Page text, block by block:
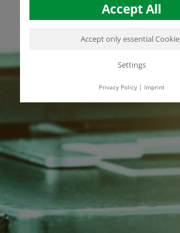
Accept All
Accept only essential
Settings
Privacy Policy| Imprint